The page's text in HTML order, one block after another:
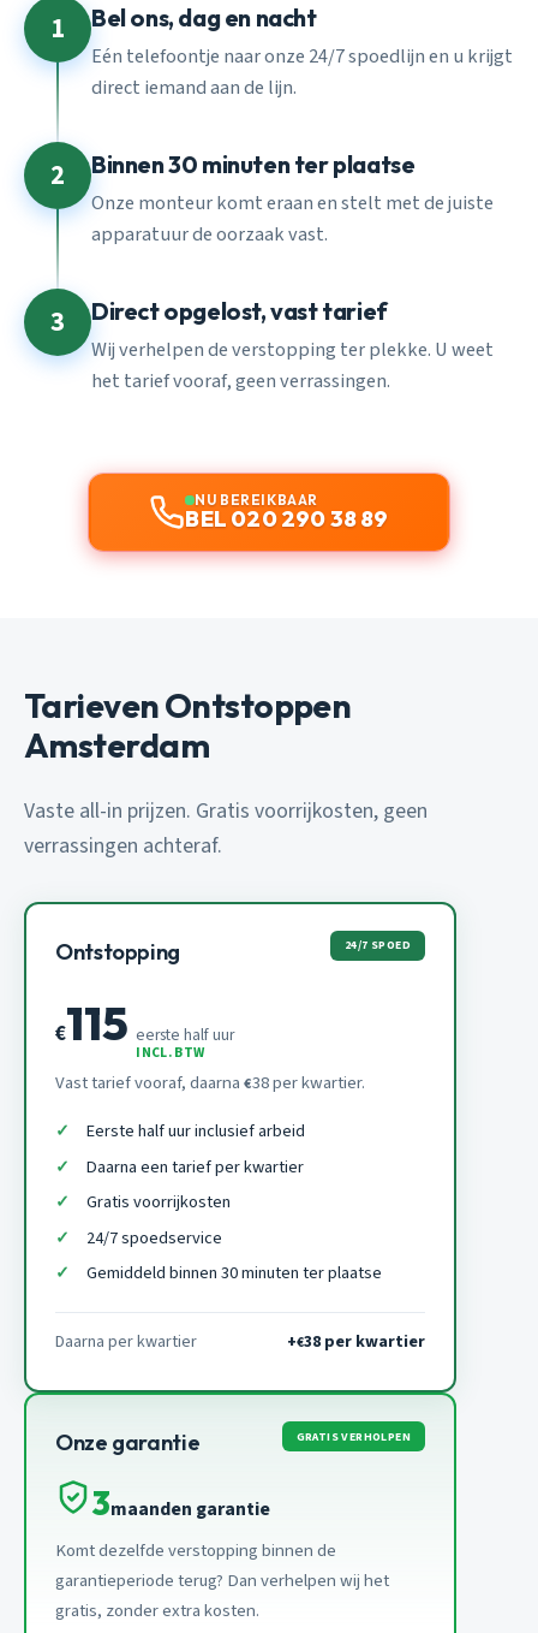
1 Bel ons, dag en nacht
Eén telefoontje naar onze 24/7 spoedlijn en u krijgt
direct iemand aan de lijn.
2 Binnen 30 minuten ter plaatse
Onze monteur komt eraan en stelt met de juiste
apparatuur de oorzaak vast.
3 Direct opgelost, vast tarief
Wij verhelpen de verstopping ter plekke. U weet
het tarief vooraf, geen verrassingen.
NU BEREIKBAAR
BEL 020 290 38 89
Tarieven Ontstoppen
Amsterdam
Vaste all-in prijzen. Gratis voorrijkosten, geen
verrassingen achteraf.
Ontstopping 24/7 SPOED
€115 eerste half uur
INCL. BTW
Vast tarief vooraf, daarna €38 per kwartier.
Eerste half uur inclusief arbeid
Daarna een tarief per kwartier
Gratis voorrijkosten
24/7 spoedservice
Gemiddeld binnen 30 minuten ter plaatse
Daarna per kwartier +€38 per kwartier
Onze garantie GRATIS VERHOLPEN
3maanden garantie
Komt dezelfde verstopping binnen de
garantieperiode terug? Dan verhelpen wij het
gratis, zonder extra kosten.